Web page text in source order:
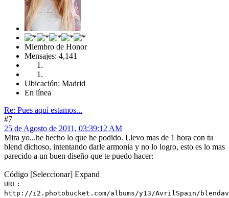
Miembro de Honor
Mensajes: 4,141
Ubicación: Madrid
En línea
Re: Pues aquí estamos...
#7
25 de Agosto de 2011, 03:39:12 AM
Mira yo...he hecho lo que he podido. Llevo mas de 1 hora con tu
blend dichoso, intentando darle armonia y no lo logro, esto es lo mas
parecido a un buen diseño que te puedo hacer:
Código [Seleccionar] Expand
URL:
http://i2.photobucket.com/albums/y13/AvrilSpain/